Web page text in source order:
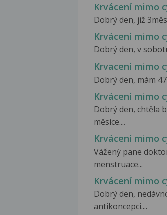
Krvácení mimo
Dobrý den, již
Krvácení mimo
Dobrý den, v
Krvacení mimo
Dobrý den, mám
Krvácení mimo
Dobrý den, chtěla
měsíce....
Krvácení mimo
Vážený pane
menstruace...
Krvácení mimo
Dobrý den,
antikoncepci....